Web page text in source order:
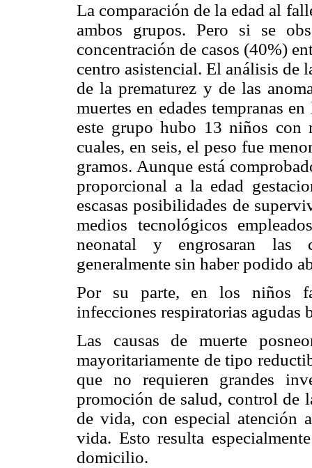
La comparación de la edad al
ambos grupos. Pero si se
concentración de casos (40%)
centro asistencial. El análisis de
de la prematurez y de las
muertes en edades tempranas
este grupo hubo 13 niños con
cuales, en seis, el peso fue
gramos. Aunque está
proporcional a la edad
escasas posibilidades de
medios tecnológicos
neonatal y engrosaran las
generalmente sin haber podido
Por su parte, en los niños
infecciones respiratorias agudas
Las causas de muerte
mayoritariamente de tipo
que no requieren grandes
promoción de salud, control de
de vida, con especial atención
vida. Esto resulta
domicilio.